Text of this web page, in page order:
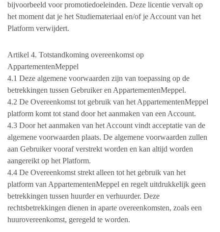
bijvoorbeeld voor promotiedoeleinden. Deze licentie vervalt op
het moment dat je het Studiemateriaal en/of je Account van het
Platform verwijdert.
Artikel 4. Totstandkoming overeenkomst op
AppartementenMeppel
4.1 Deze algemene voorwaarden zijn van toepassing op de
betrekkingen tussen Gebruiker en AppartementenMeppel.
4.2 De Overeenkomst tot gebruik van het AppartementenMeppel
platform komt tot stand door het aanmaken van een Account.
4.3 Door het aanmaken van het Account vindt acceptatie van de
algemene voorwaarden plaats. De algemene voorwaarden zullen
aan Gebruiker vooraf verstrekt worden en kan altijd worden
aangereikt op het Platform.
4.4 De Overeenkomst strekt alleen tot het gebruik van het
platform van AppartementenMeppel en regelt uitdrukkelijk geen
betrekkingen tussen huurder en verhuurder. Deze
rechtsbetrekkingen dienen in aparte overeenkomsten, zoals een
huurovereenkomst, geregeld te worden.